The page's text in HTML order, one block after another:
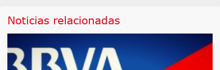
Noticias relacionadas